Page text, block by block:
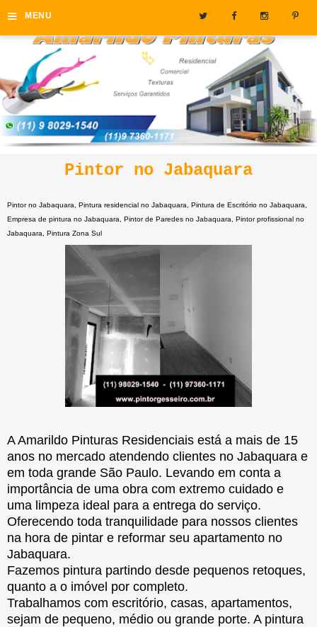
≡ MENU
Pintor no Jabaquara
Pintor no Jabaquara, Pintura residencial no Jabaquara, Pintura de Escritório no Jabaquara,
Empresa de pintura no Jabaquara, Pintor de Paredes no Jabaquara, Pintor profissional no
Jabaquara, Pintura Zona Sul
A Amarildo Pinturas Residenciais está a mais de 15
anos no mercado atendendo clientes no Jabaquara e
em toda grande São Paulo. Levando em conta a
importância de uma obra com extremo cuidado e
uma limpeza ideal para a entrega do serviço.
Oferecendo toda tranquilidade para nossos clientes
na hora de pintar e reformar seu apartamento no
Jabaquara.
Fazemos pintura partindo desde pequenos retoques,
quanto a o imóvel por completo.
Trabalhamos com escritório, casas, apartamentos,
sejam de pequeno, médio ou grande porte. A pintura